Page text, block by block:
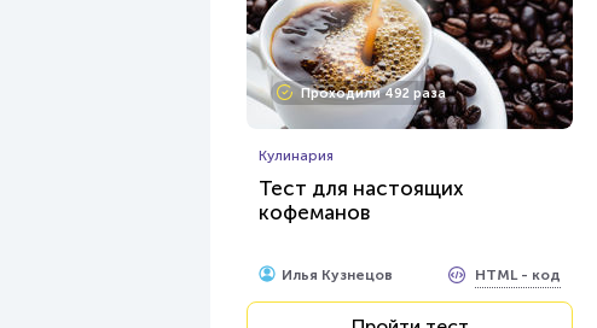
Проходили 492 раза
Кулинария
Тест для настоящих
кофеманов
Илья Кузнецов HTML - код